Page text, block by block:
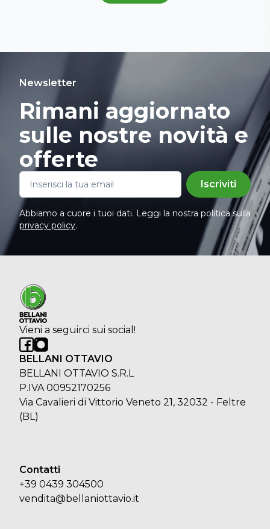
Newsletter
Rimani aggiornato
sulle nostre novità e
offerte
Iscriviti
Abbiamo a cuore i tuoi dati. Leggi la nostra politica sulla
privacy policy.
Vieni a seguirci sui social!
BELLANI OTTAVIO
BELLANI OTTAVIO S.R.L
P.IVA 00952170256
Via Cavalieri di Vittorio Veneto 21, 32032 - Feltre
(BL)
Contatti
+39 0439 304500
vendita@bellaniottavio.it